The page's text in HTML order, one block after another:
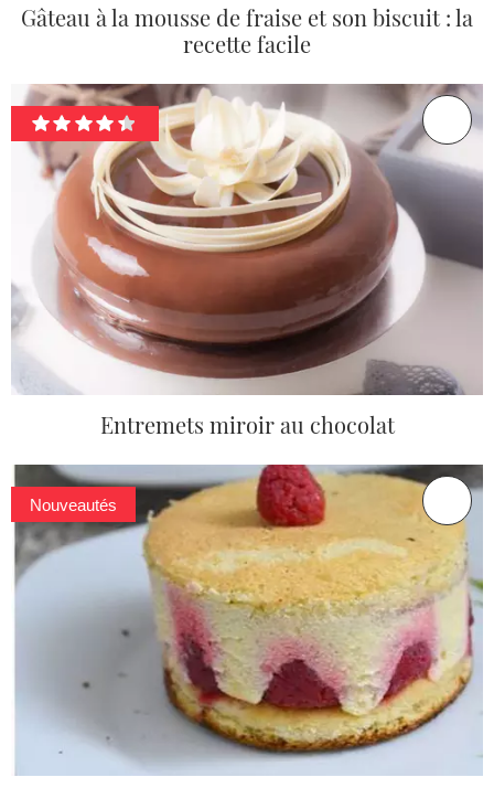
Gâteau à la mousse de fraise et son biscuit : la
recette facile
Entremets miroir au chocolat
Nouveautés